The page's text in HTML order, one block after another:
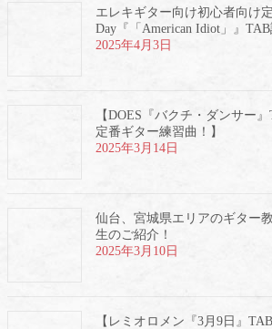
エレキギター向け初心者向け
Day『「American Idiot」』TAB
2025年4月3日
【DOES『バクチ・ダンサー
定番ギター練習曲！】
2025年3月14日
仙台、宮城県エリアのギター
生のご紹介！
2025年3月10日
【レミオロメン『3月9日』